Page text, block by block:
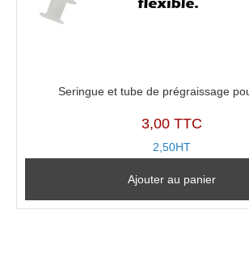
Seringue et tube de prégraissage
3,00 TTC
2,50HT
Ajouter au panier